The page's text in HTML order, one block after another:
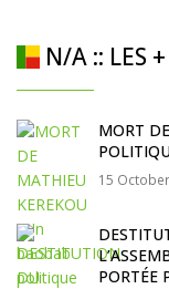
N/A :: LES
MORT
15
PORTÉE